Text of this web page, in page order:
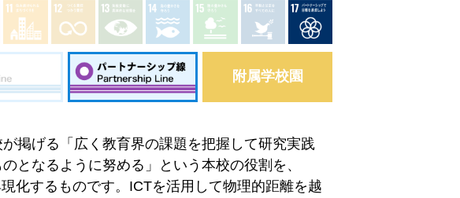
附属学校園
掲げる「広く教育界の課題を把握して研究実践
となるように努める」という本校の役割を、
化するものです。ICTを活用して物理的距離を越